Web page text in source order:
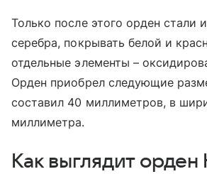
Только после этого орден стали
серебра, покрывать белой и
отдельные элементы –
Орден приобрел следующие
составил 40 миллиметров, в
миллиметра.
Как выглядит орден